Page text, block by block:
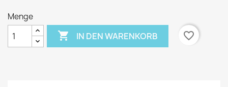
Menge
 IN DEN WARENKORB favorite_border